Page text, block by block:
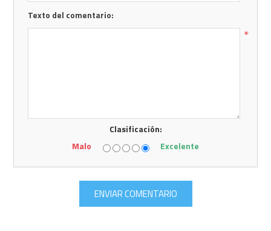
Texto del comentario:
*
Clasificación:
Malo
Excelente